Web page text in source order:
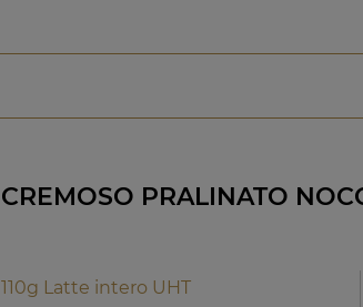
CREMOSO PRALINATO
110g Latte intero UHT